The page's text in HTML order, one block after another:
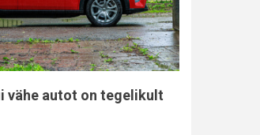
vähe autot on tegelikult